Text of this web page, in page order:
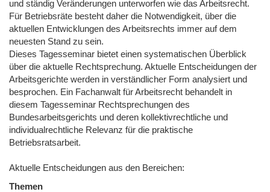
und ständig Veränderungen unterworfen wie das Arbeitsrecht.
Für Betriebsräte besteht daher die Notwendigkeit, über die
aktuellen Entwicklungen des Arbeitsrechts immer auf dem
neuesten Stand zu sein.
Dieses Tagesseminar bietet einen systematischen Überblick
über die aktuelle Rechtsprechung. Aktuelle Entscheidungen der
Arbeitsgerichte werden in verständlicher Form analysiert und
besprochen. Ein Fachanwalt für Arbeitsrecht behandelt in
diesem Tagesseminar Rechtsprechungen des
Bundesarbeitsgerichts und deren kollektivrechtliche und
individualrechtliche Relevanz für die praktische
Betriebsratsarbeit.
Aktuelle Entscheidungen aus den Bereichen:
Themen